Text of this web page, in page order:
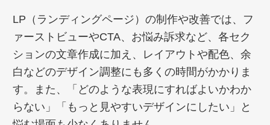
LP（ランディングページ）の制作や改善では、フ
ァーストビューやCTA、お悩み訴求など、各セク
ションの文章作成に加え、レイアウトや配色、余
白などのデザイン調整にも多くの時間がかかりま
す。また、「どのような表現にすればよいかわか
らない」「もっと見やすいデザインにしたい」と